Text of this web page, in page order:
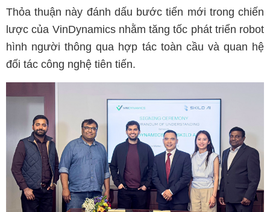
Thỏa thuận này đánh dấu bước tiến mới trong chiến
lược của VinDynamics nhằm tăng tốc phát triển robot
hình người thông qua hợp tác toàn cầu và quan hệ
đối tác công nghệ tiên tiến.